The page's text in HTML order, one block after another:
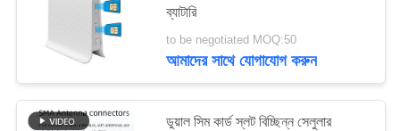
4 জি এলটিই আউটডোর
সিপিই রাউটার
ব্যাটারি
to be negotiated MOQ:50
আমাদের সাথে যোগাযোগ করুন
ডুয়াল সিম কার্ড স্লট বিচ্ছিন্ন সেলুলার